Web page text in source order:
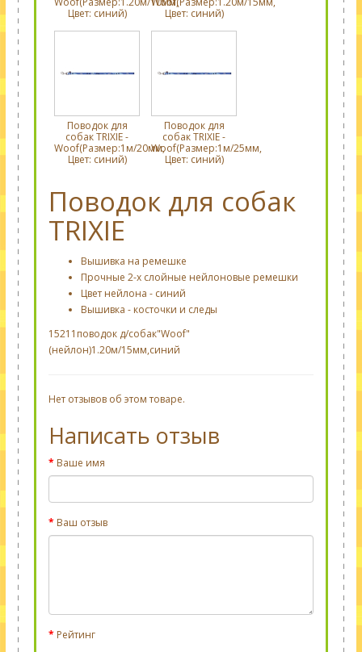
Цвет: синий)
Цвет: синий)
Поводок для
собак TRIXIE -
Woof(Размер:1м/20мм,
Цвет: синий)
Поводок для
собак TRIXIE -
Woof(Размер:1м/25мм,
Цвет: синий)
Поводок для собак
TRIXIE
Вышивка на ремешке
Прочные 2-х слойные нейлоновые ремешки
Цвет нейлона - синий
Вышивка - косточки и следы
15211поводок д/собак"Woof"
(нейлон)1.20м/15мм,синий
Нет отзывов об этом товаре.
Написать отзыв
Ваше имя
Ваш отзыв
Рейтинг